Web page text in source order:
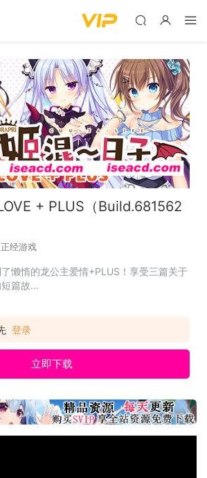
+ PLUS（Build.681562
正经游戏
懒惰的龙公主爱情+PLUS！享受三篇关于
篇故...
登录
立即下载